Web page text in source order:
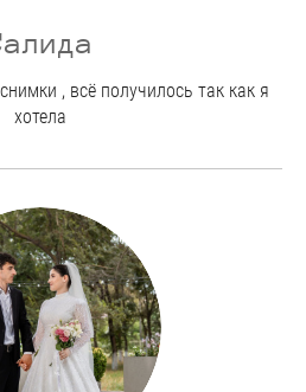
, всё получилось так как я
хотела